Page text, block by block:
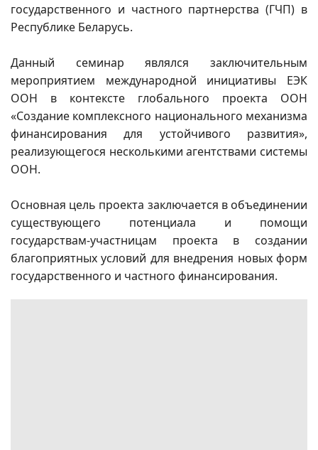
государственного и частного партнерства (ГЧП) в
Республике Беларусь.
Данный семинар являлся заключительным
мероприятием международной инициативы ЕЭК
ООН в контексте глобального проекта ООН
«Создание комплексного национального механизма
финансирования для устойчивого развития»,
реализующегося несколькими агентствами системы
ООН.
Основная цель проекта заключается в объединении
существующего потенциала и помощи
государствам-участницам проекта в создании
благоприятных условий для внедрения новых форм
государственного и частного финансирования.